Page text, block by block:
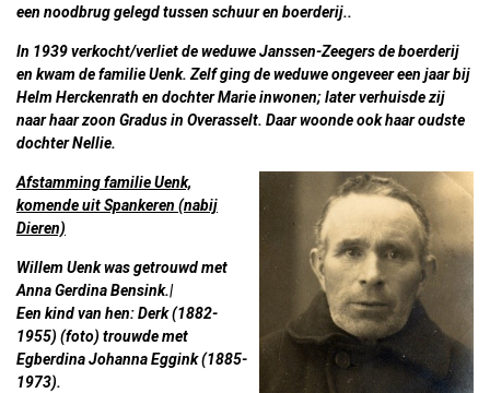
een noodbrug gelegd tussen schuur en boerderij..
In 1939 verkocht/verliet de weduwe Janssen-Zeegers de boerderij
en kwam de familie Uenk. Zelf ging de weduwe ongeveer een jaar bij
Helm Herckenrath en dochter Marie inwonen; later verhuisde zij
naar haar zoon Gradus in Overasselt. Daar woonde ook haar oudste
dochter Nellie.
Afstamming familie Uenk,
komende uit Spankeren (nabij
Dieren)
Willem Uenk was getrouwd met
Anna Gerdina Bensink.|
Een kind van hen:Derk(1882-
1955) (foto) trouwde met
Egberdina Johanna Eggink (1885-
1973).